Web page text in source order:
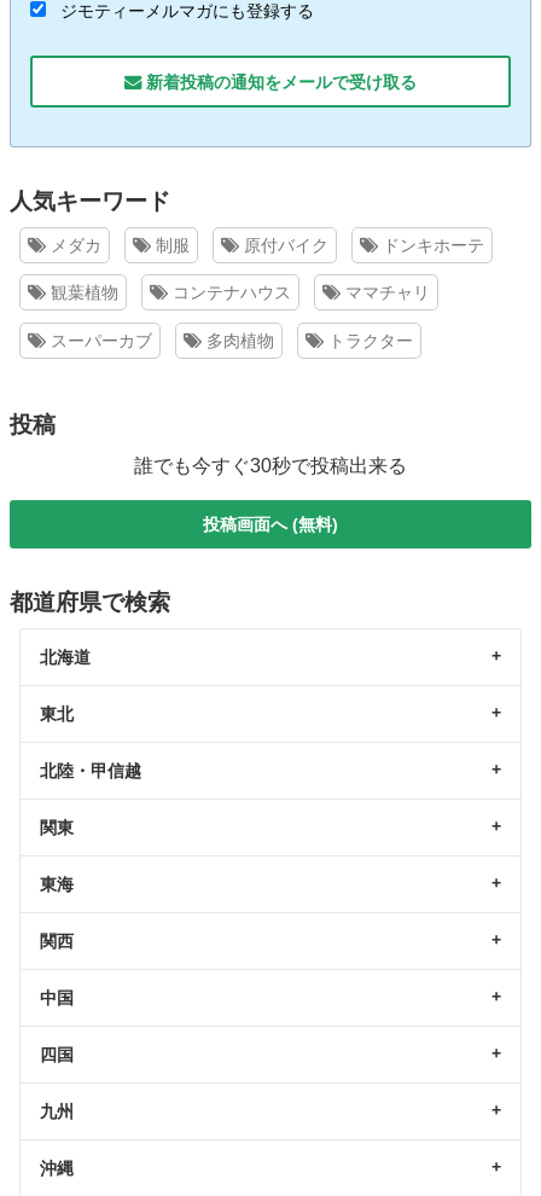
ジモティーメルマガにも登録する
新着投稿の通知をメールで受け取る
人気キーワード
メダカ 制服 原付バイク ドンキホーテ
観葉植物 コンテナハウス ママチャリ
スーパーカブ 多肉植物 トラクター
投稿
誰でも今すぐ30秒で投稿出来る
投稿画面へ (無料)
都道府県で検索
北海道
東北
北陸・甲信越
関東
東海
関西
中国
四国
九州
沖縄